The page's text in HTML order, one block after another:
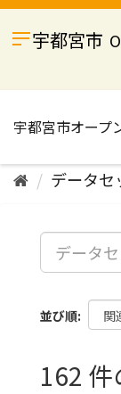
ス
宇都宮市
データセ
並び順
162